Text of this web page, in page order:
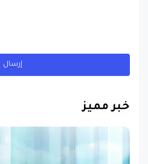
خبر مميز